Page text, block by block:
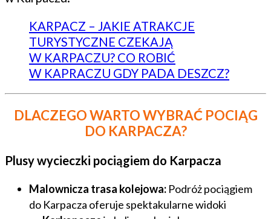
KARPACZ – JAKIE ATRAKCJE
TURYSTYCZNE CZEKAJĄ
W KARPACZU? CO ROBIĆ
W KAPRACZU GDY PADA DESZCZ?
DLACZEGO WARTO WYBRAĆ POCIĄG
DO KARPACZA?
Plusy wycieczki pociągiem do Karpacza
Malownicza trasa kolejowa: Podróż pociągiem
do Karpacza oferuje spektakularne widoki